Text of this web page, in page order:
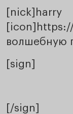
волшебную
[sign]
[/sign]